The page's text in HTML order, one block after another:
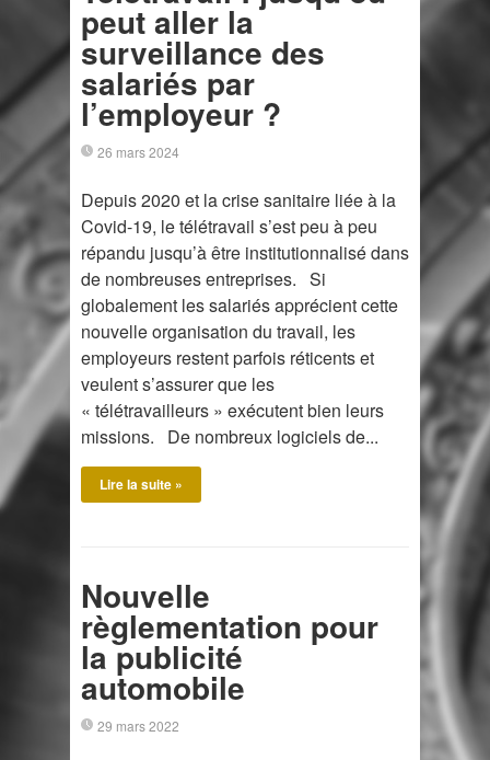
peut aller la
surveillance des
salariés par
l’employeur ?
26 mars 2024
Depuis 2020 et la crise sanitaire liée à la
Covid-19, le télétravail s’est peu à peu
répandu jusqu’à être institutionnalisé dans
de nombreuses entreprises. Si
globalement les salariés apprécient cette
nouvelle organisation du travail, les
employeurs restent parfois réticents et
veulent s’assurer que les
« télétravailleurs » exécutent bien leurs
missions. De nombreux logiciels de...
Lire la suite »
Nouvelle
règlementation pour
la publicité
automobile
29 mars 2022